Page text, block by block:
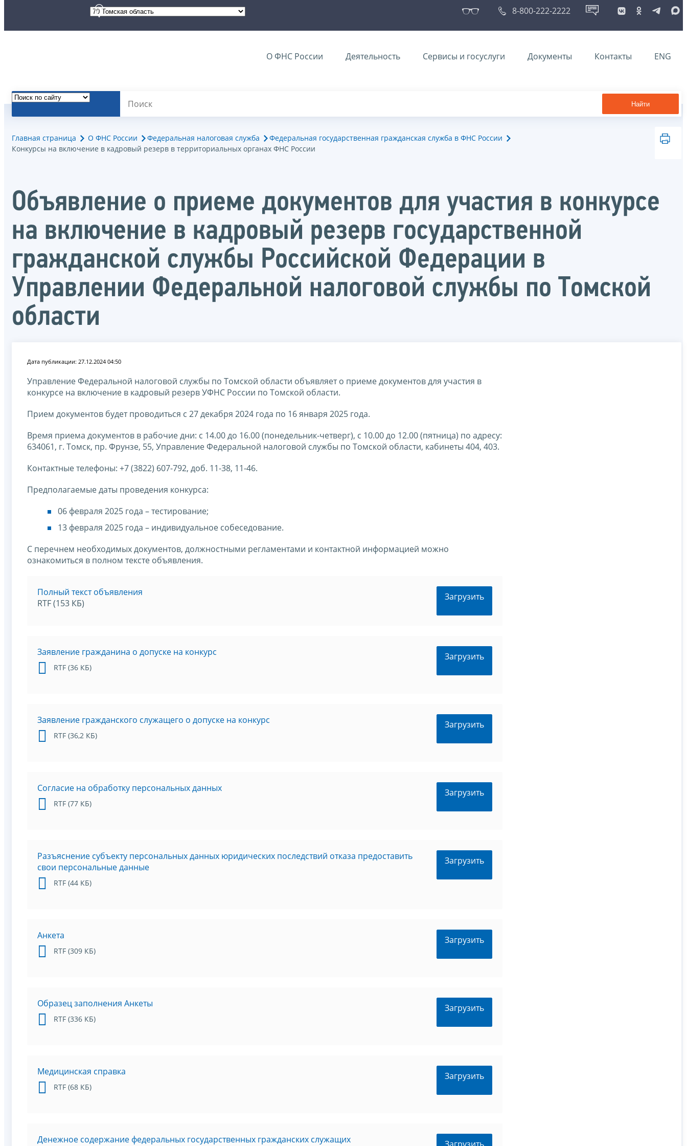
8-800-222-2222
О ФНС России Деятельность Сервисы и госуслуги Документы Контакты ENG
Найти
Главная страница О ФНС России Федеральная налоговая служба
Федеральная государственная гражданская служба в ФНС России
Конкурсы на включение в кадровый резерв в территориальных органах ФНС России
Объявление о приеме документов для участия в конкурсе
на включение в кадровый резерв государственной
гражданской службы Российской Федерации в
Управлении Федеральной налоговой службы по Томской
области
Дата публикации: 27.12.2024 04:50
Управление Федеральной налоговой службы по Томской области объявляет о приеме документов для участия в
конкурсе на включение в кадровый резерв УФНС России по Томской области.
Прием документов будет проводиться с 27 декабря 2024 года по 16 января 2025 года.
Время приема документов в рабочие дни: с 14.00 до 16.00 (понедельник-четверг), с 10.00 до 12.00 (пятница) по адресу:
634061, г. Томск, пр. Фрунзе, 55, Управление Федеральной налоговой службы по Томской области, кабинеты 404, 403.
Контактные телефоны: +7 (3822) 607-792, доб. 11-38, 11-46.
Предполагаемые даты проведения конкурса:
06 февраля 2025 года – тестирование;
13 февраля 2025 года – индивидуальное собеседование.
С перечнем необходимых документов, должностными регламентами и контактной информацией можно
ознакомиться в полном тексте объявления.
Полный текст объявления
RTF (153 КБ)
Загрузить
Заявление гражданина о допуске на конкурс
RTF (36 КБ)
Загрузить
Заявление гражданского служащего о допуске на конкурс
RTF (36,2 КБ)
Загрузить
Согласие на обработку персональных данных
RTF (77 КБ)
Загрузить
Разъяснение субъекту персональных данных юридических последствий отказа предоставить
свои персональные данные
RTF (44 КБ)
Загрузить
Анкета
RTF (309 КБ)
Загрузить
Образец заполнения Анкеты
RTF (336 КБ)
Загрузить
Медицинская справка
RTF (68 КБ)
Загрузить
Денежное содержание федеральных государственных гражданских служащих Загрузить